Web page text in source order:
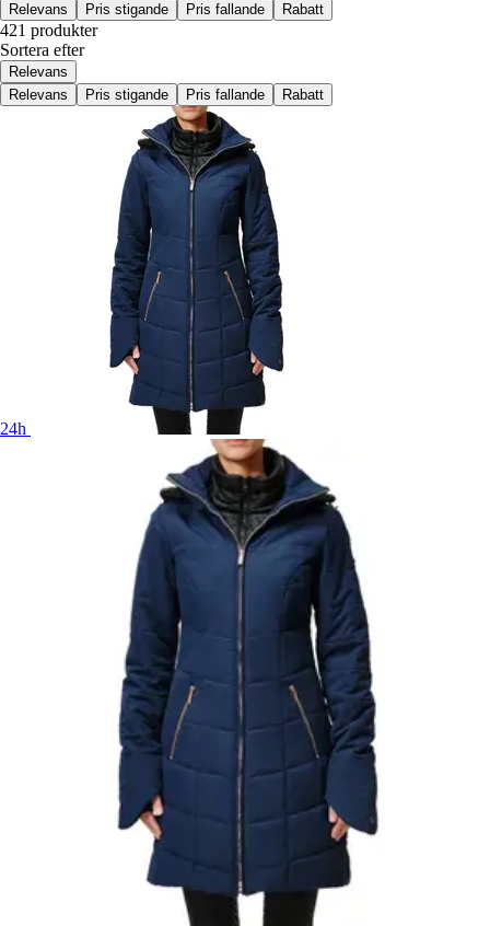
Relevans
Pris stigande Pris fallande Rabatt
421 produkter
Sortera efter
Relevans
Relevans
Pris stigande Pris fallande Rabatt
24h